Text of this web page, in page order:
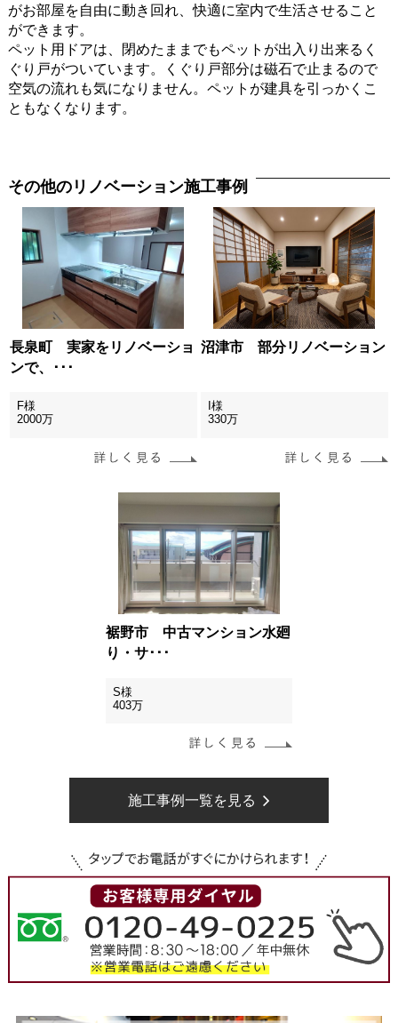
がお部屋を自由に動き回れ、快適に室内で生活させること
ができます。
ペット用ドアは、閉めたままでもペットが出入り出来るく
ぐり戸がついています。くぐり戸部分は磁石で止まるので
空気の流れも気になりません。ペットが建具を引っかくこ
ともなくなります。
その他のリノベーション施工事例
長泉町 実家をリノベーショ
ンで、･･･
F様
2000万
沼津市 部分リノベーション
I様
330万
裾野市 中古マンション水廻
り・サ･･･
S様
403万
施工事例一覧を見る